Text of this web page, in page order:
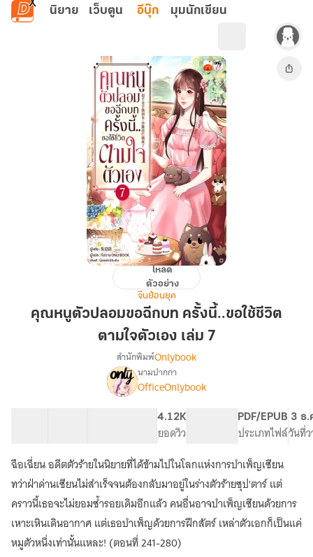
ข้ามไปยังเนื้อหาหลัก
นิยาย เว็บตูน อีบุ๊ก มุมนักเขียน
ตัว
ขอ
นี้..ขอ
ชีวิต
ตามใจ
ตัว
เอง
เล่ม
7
โหลด
ตัวอย่าง
จีนย้อนยุค
คุณหนูตัวปลอมขอฉีกบท ครั้งนี้..ขอใช้ชีวิต
ตามใจตัวเอง เล่ม 7
เรื่อง[จบ]
คุณ
หนู
ตัว
ปลอม
ขอ
ฉีก
บท
ครั้ง
นี้..ขอ
ใช้
ชีวิต
ตามใจ
สำนักพิมพ์Onlybook
นามปากกา
OfficeOnlybook
4.12K
ยอดวิว
PDF/EPUB
ประเภทไฟล์
3 ธ.
วันที่
ฉือเฉี่ยน อดีตตัวร้ายในนิยายที่ได้ข้ามไปในโลกแห่งการบำเพ็ญเซียน
ทว่าฝ่าด่านเซียนไม่สำเร็จจนต้องกลับมาอยู่ในร่างตัวร้ายซุป'ตาร์ แต่
คราวนี้เธอจะไม่ยอมซ้ำรอยเดิมอีกแล้ว คนอื่นอาจบำเพ็ญเซียนด้วยการ
เหาะเหินเดินอากาศ แต่เธอบำเพ็ญด้วยการฝึกสัตร์ เหล่าตัวเอกก็เป็นแค่
หมูตัวหนึ่งเท่านั้นแหละ! (ตอนที่ 241-280)